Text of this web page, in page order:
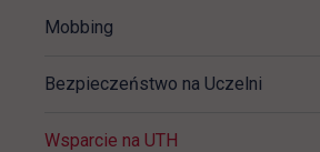
Mobbing
Bezpieczeństwo na Uczelni
Wsparcie na UTH